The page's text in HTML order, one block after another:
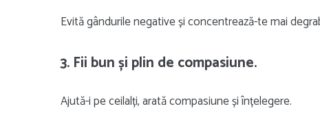
Evită gândurile negative și concentrează-te mai
3. Fii bun și plin de compasiune.
Ajută-i pe ceilalți, arată compasiune și înțelegere.